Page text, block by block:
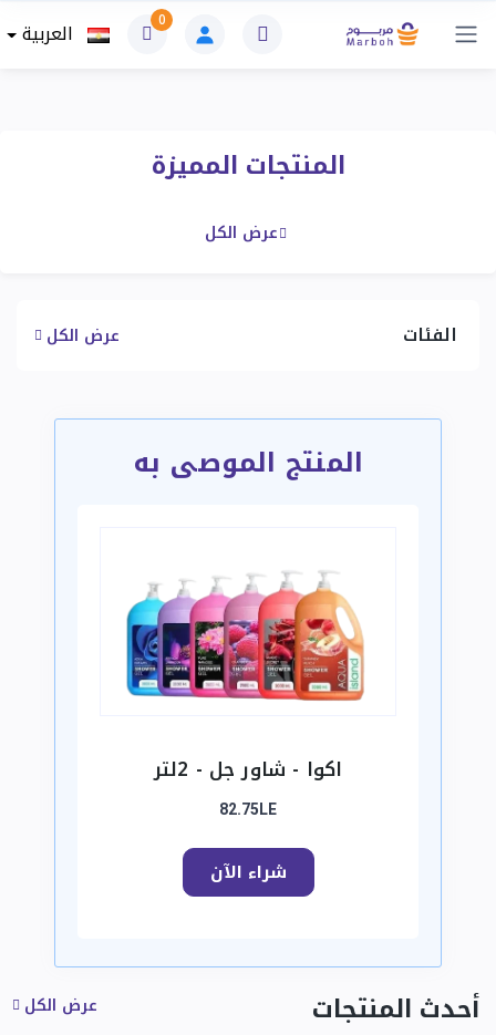
0 العربية
المنتجات المميزة
عرض الكل
الفئات عرض الكل
المنتج الموصى به
اكوا - شاور جل - 2لتر
82.75LE
شراء الآن
أحدث المنتجات عرض الكل